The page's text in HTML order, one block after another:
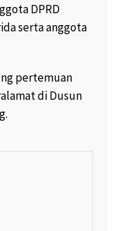
DPRD
serta anggota
pertemuan
di Dusun